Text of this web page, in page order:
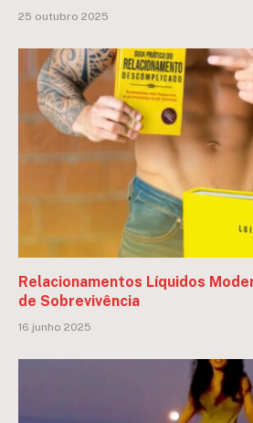
25 outubro 2025
Relacionamentos Líquidos
de Sobrevivência
16 junho 2025